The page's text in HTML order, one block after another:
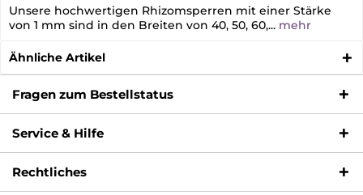
Unsere hochwertigen Rhizomsperren mit einer Stärke
von 1 mm sind in den Breiten von 40, 50, 60,... mehr
Ähnliche Artikel
Fragen zum Bestellstatus
Service & Hilfe
Rechtliches